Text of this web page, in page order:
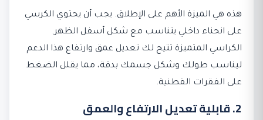
هذه هي الميزة الأهم على الإطلاق. يجب أن يحتوي الكرسي
على انحناء داخلي يتناسب مع شكل أسفل الظهر.
الكراسي المتميزة تتيح لك تعديل عمق وارتفاع هذا الدعم
ليناسب طولك وشكل جسمك بدقة، مما يقلل الضغط
على الفقرات القطنية.
2. قابلية تعديل الارتفاع والعمق